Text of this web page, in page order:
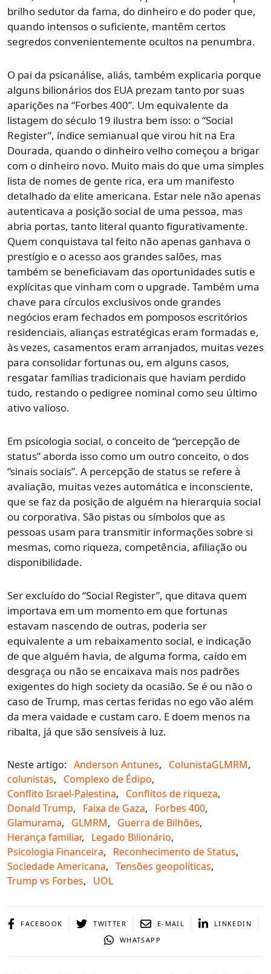
brilho sedutor da fama, do dinheiro e do poder que,
quando intensos o suficiente, mantêm certos
segredos convenientemente ocultos na penumbra.
O pai da psicanálise, aliás, também explicaria porque
alguns bilionários dos EUA prezam tanto por suas
aparições na “Forbes 400”. Um equivalente da
listagem do século 19 ilustra bem isso: o “Social
Register”, índice semianual que virou hit na Era
Dourada, quando o dinheiro velho começou a brigar
com o dinheiro novo. Muito mais do que uma simples
lista de nomes de gente rica, era um manifesto
detalhado da elite americana. Estar nele não apenas
autenticava a posição social de uma pessoa, mas
abria portas, tanto literal quanto figurativamente.
Quem conquistava tal feito não apenas ganhava o
prestígio e o acesso aos grandes salões, mas
também se beneficiavam das oportunidades sutis e
explícitas que vinham com o upgrade. Também uma
chave para círculos exclusivos onde grandes
negócios eram fechados em pomposos escritórios
residenciais, alianças estratégicas eram formadas e,
às vezes, casamentos eram arranjados, muitas vezes
para consolidar fortunas ou, em alguns casos,
resgatar famílias tradicionais que haviam perdido
tudo, restando o pedigree nominal como seu último
ativo valioso.
Em psicologia social, o conceito de “percepção de
status” aborda isso como um outro conceito, o dos
“sinais sociais”. A percepção de status se refere à
avaliação, muitas vezes automática e inconsciente,
que se faz da posição de alguém na hierarquia social
ou corporativa. São pistas ou símbolos que as
pessoas usam para transmitir informações sobre si
mesmas, como riqueza, competência, afiliação ou
disponibilidade.
Ser excluído do “Social Register”, que ditava quem
importava em um momento em que fortunas
estavam nascendo de outras, poderia ser
equivalente a um rebaixamento social, e indicação
de que alguém havia, de alguma forma, caído em
desgraça ou não se encaixava mais nos padrões
exigentes do high society da ocasião. Se é ou não o
caso de Trump, mas certas feridas no ego vão além
da mera vaidade e custam caro. E doem menos na
ribalta, já que são sensíveis à luz.
Neste artigo: Anderson Antunes, ColunistaGLMRM,
colunistas, Complexo de Édipo,
Conflito Israel-Palestina, Conflitos de riqueza,
Donald Trump, Faixa de Gaza, Forbes 400,
Glamurama, GLMRM, Guerra de Bilhões,
Herança familiar, Legado Bilionário,
Psicologia Financeira, Reconhecimento de Status,
Sociedade Americana, Tensões geopolíticas,
Trump vs Forbes, UOL
FACEBOOK TWITTER E-MAIL
LINKEDIN
WHATSAPP